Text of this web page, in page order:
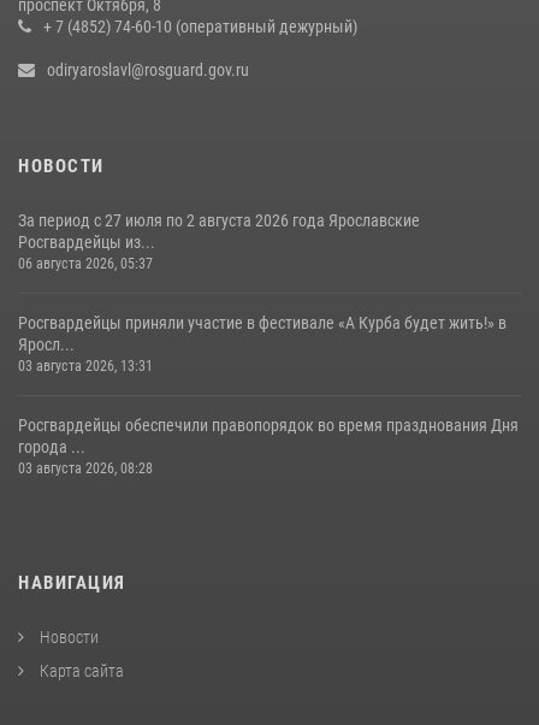
в Ярославской области
проспект Октября, 8
+ 7 (4852) 74-60-10 (оперативный дежурный)
odiryaroslavl@rosguard.gov.ru
НОВОСТИ
За период с 27 июля по 2 августа 2026 года Ярославские
Росгвардейцы из...
06 августа 2026, 05:37
Росгвардейцы приняли участие в фестивале «А Курба будет жить!» в
Яросл...
03 августа 2026, 13:31
Росгвардейцы обеспечили правопорядок во время празднования Дня
города ...
03 августа 2026, 08:28
НАВИГАЦИЯ
Новости
Карта сайта